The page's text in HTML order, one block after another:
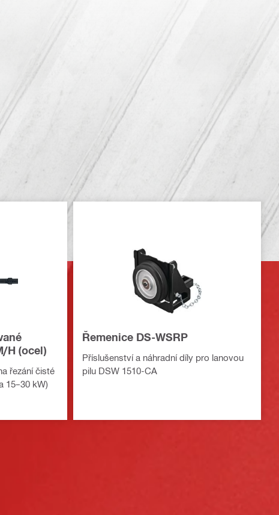
H (ocel)
řezání čisté
15–30 kW)
Řemenice DS-WSRP
Příslušenství a náhradní díly pro lanovou
pilu DSW 1510-CA